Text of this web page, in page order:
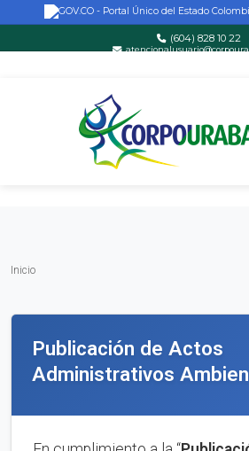
Saltar al contenido principal
(604) 828 10 22
Inicio
Publicación de Actos
Administrativos